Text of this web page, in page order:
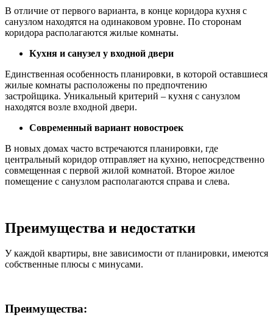
В отличие от первого варианта, в конце коридора кухня с
санузлом находятся на одинаковом уровне. По сторонам
коридора располагаются жилые комнаты.
Кухня и санузел у входной двери
Единственная особенность планировки, в которой оставшиеся
жилые комнаты расположены по предпочтению
застройщика. Уникальный критерий – кухня с санузлом
находятся возле входной двери.
Современный вариант новостроек
В новых домах часто встречаются планировки, где
центральный коридор отправляет на кухню, непосредственно
совмещенная с первой жилой комнатой. Второе жилое
помещение с санузлом располагаются справа и слева.
Преимущества и недостатки
У каждой квартиры, вне зависимости от планировки, имеются
собственные плюсы с минусами.
Преимущества: